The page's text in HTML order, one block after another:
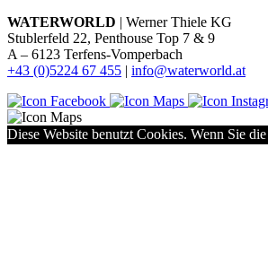
WATERWORLD | Werner Thiele KG
Stublerfeld 22, Penthouse Top 7 & 9
A – 6123 Terfens-Vomperbach
+43 (0)5224 67 455 | info@waterworld.at
Diese Website benutzt Cookies. Wenn Sie